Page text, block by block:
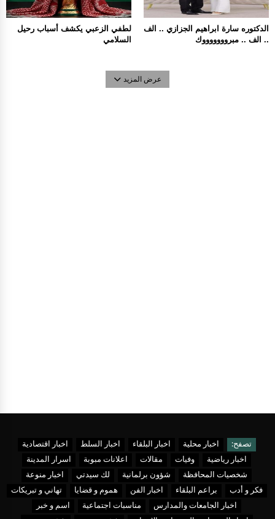
لطفي الزعبي يكشف أسباب رحيل
السلامي
الدكتوره سارة ابراهيم الجزازي .. الف
.. الف .. مبروووووووك
عرض المزيد
تصفح: اخبار محلية اخبار البلقاء اخبار السلط
اخبار اقتصادية
اخبار رياضية
وفيات مقالات اعلانات مبوبة
اسرار المدينة
شخصيات المحافظة
شؤون برلمانية لك سيدتي
اخبار منوعة
فكر و أدب
براعم البلقاء اخبار الفن هموم و قضايا
تهاني و تبريكات
اخبار الجامعات والمدارس
مناسبات اجتماعية
اسم و خبر